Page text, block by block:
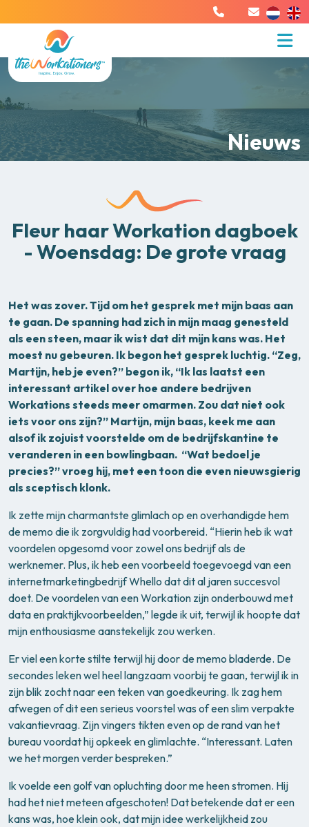
Nieuws
Fleur haar Workation dagboek
- Woensdag: De grote vraag
Het was zover. Tijd om het gesprek met mijn baas aan
te gaan. De spanning had zich in mijn maag genesteld
als een steen, maar ik wist dat dit mijn kans was. Het
moest nu gebeuren. Ik begon het gesprek luchtig. “Zeg,
Martijn, heb je even?” begon ik, “Ik las laatst een
interessant artikel over hoe andere bedrijven
Workations steeds meer omarmen. Zou dat niet ook
iets voor ons zijn?” Martijn, mijn baas, keek me aan
alsof ik zojuist voorstelde om de bedrijfskantine te
veranderen in een bowlingbaan. “Wat bedoel je
precies?” vroeg hij, met een toon die even nieuwsgierig
als sceptisch klonk.
Ik zette mijn charmantste glimlach op en overhandigde hem
de memo die ik zorgvuldig had voorbereid. “Hierin heb ik wat
voordelen opgesomd voor zowel ons bedrijf als de
werknemer. Plus, ik heb een voorbeeld toegevoegd van een
internetmarketingbedrijf Whello dat dit al jaren succesvol
doet. De voordelen van een Workation zijn onderbouwd met
data en praktijkvoorbeelden,” legde ik uit, terwijl ik hoopte dat
mijn enthousiasme aanstekelijk zou werken.
Er viel een korte stilte terwijl hij door de memo bladerde. De
secondes leken wel heel langzaam voorbij te gaan, terwijl ik in
zijn blik zocht naar een teken van goedkeuring. Ik zag hem
afwegen of dit een serieus voorstel was of een slim verpakte
vakantievraag. Zijn vingers tikten even op de rand van het
bureau voordat hij opkeek en glimlachte. “Interessant. Laten
we het morgen verder bespreken.”
Ik voelde een golf van opluchting door me heen stromen. Hij
had het niet meteen afgeschoten! Dat betekende dat er een
kans was, hoe klein ook, dat mijn idee werkelijkheid zou